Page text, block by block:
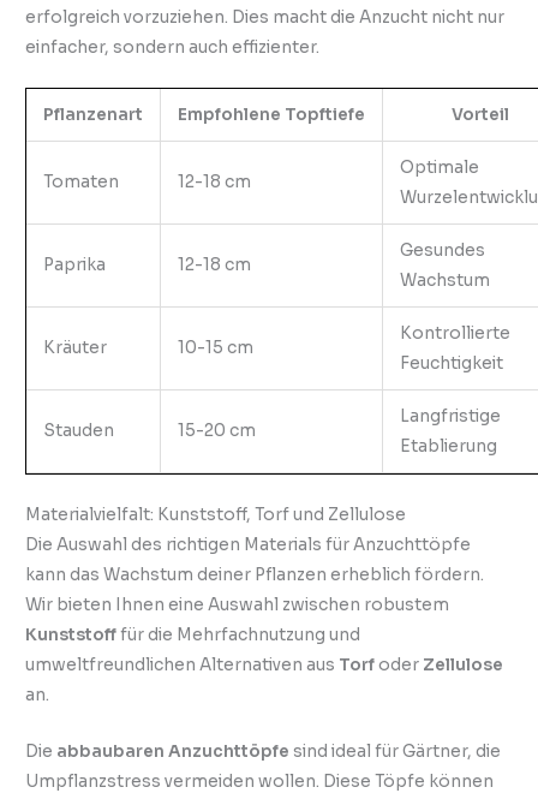
erfolgreich vorzuziehen. Dies macht die Anzucht nicht nur
einfacher, sondern auch effizienter.
Pflanzenart Empfohlene Topftiefe Vorteil
Tomaten 12-18 cm
Optimale
Paprika 12-18 cm
Gesundes
Wachstum
Kräuter 10-15 cm
Kontrollierte
Feuchtigkeit
Stauden 15-20 cm
Langfristige
Etablierung
Materialvielfalt: Kunststoff, Torf und Zellulose
Die Auswahl des richtigen Materials für Anzuchttöpfe
kann das Wachstum deiner Pflanzen erheblich fördern.
Wir bieten Ihnen eine Auswahl zwischen robustem
Kunststofffür die Mehrfachnutzung und
umweltfreundlichen Alternativen aus Torfoder Zellulose
an.
Die abbaubaren Anzuchttöpfe sind ideal für Gärtner, die
Umpflanzstress vermeiden wollen. Diese Töpfe können